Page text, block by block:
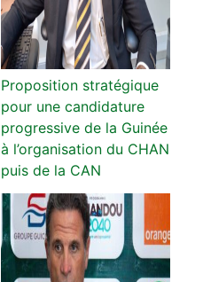
Proposition stratégique
pour une candidature
progressive de la Guinée
à l’organisation du CHAN
puis de la CAN